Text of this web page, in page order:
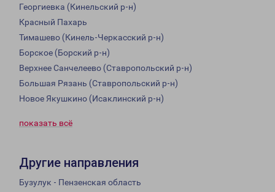
Георгиевка (Кинельский р-н)
Красный Пахарь
Тимашево (Кинель-Черкасский р-н)
Борское (Борский р-н)
Верхнее Санчелеево (Ставропольский р-н)
Большая Рязань (Ставропольский р-н)
Новое Якушкино (Исаклинский р-н)
показать всё
Другие направления
Бузулук - Пензенская область